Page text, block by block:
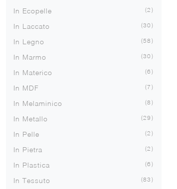
In Ecopelle 2
In Laccato 30
In Legno 58
In Marmo 30
In Materico 6
In MDF 7
In Melaminico 8
In Metallo 29
In Pelle 2
In Pietra 2
In Plastica 6
In Tessuto 83